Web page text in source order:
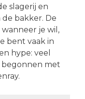
slagerij en
bakker. De
je wil,
bent vaak in
hype: veel
begonnen met